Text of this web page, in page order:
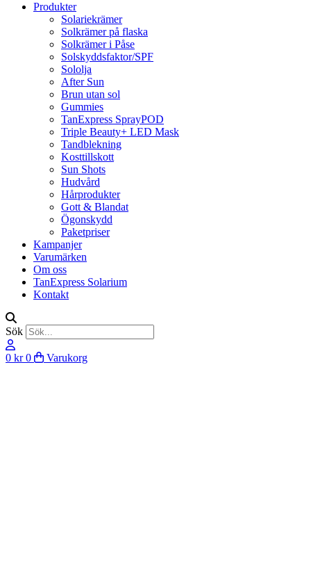
Produkter
Solariekrämer
Solkrämer på flaska
Solkrämer i Påse
Solskyddsfaktor/SPF
Sololja
After Sun
Brun utan sol
Gummies
TanExpress SprayPOD
Triple Beauty+ LED Mask
Tandblekning
Kosttillskott
Sun Shots
Hudvård
Hårprodukter
Gott & Blandat
Ögonskydd
Paketpriser
Kampanjer
Varumärken
Om oss
TanExpress Solarium
Kontakt
Sök
0 kr 0 Varukorg